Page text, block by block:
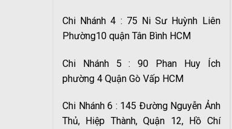
Chi Nhánh 4 : 75 Ni Sư Huỳnh Liên
Phường10 quận Tân Bình HCM
Chi Nhánh 5 : 90 Phan Huy Ích
phường 4 Quận Gò Vấp HCM
Chi Nhánh 6 : 145 Đường Nguyễn Ảnh
Thủ, Hiệp Thành, Quận 12, Hồ Chí